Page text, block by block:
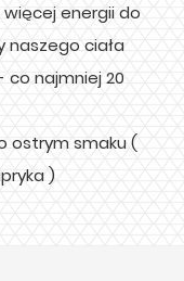
energii do
ciała
najmniej 20
ostrym smaku (
)